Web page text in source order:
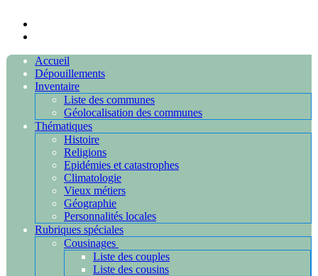
Accueil
Dépouillements
Inventaire
Liste des communes
Géolocalisation des communes
Thématiques
Histoire
Religions
Epidémies et catastrophes
Climatologie
Vieux métiers
Géographie
Personnalités locales
Rubriques spéciales
Cousinages
Liste des couples
Liste des cousins